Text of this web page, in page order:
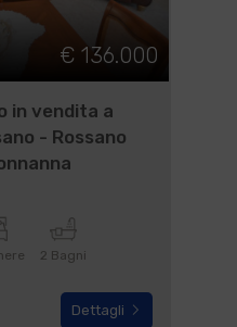
€ 136.000
in vendita a
- Rossano
2 Bagni
Dettagli